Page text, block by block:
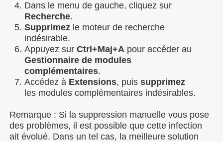
Dans le menu de gauche, cliquez sur
Recherche.
Supprimez le moteur de recherche
indésirable.
Appuyez sur Ctrl+Maj+A pour accéder au
Gestionnaire de modules
complémentaires.
Accédez à Extensions, puis supprimez
les modules complémentaires indésirables.
Remarque : Si la suppression manuelle vous pose
des problèmes, il est possible que cette infection
ait évolué. Dans un tel cas, la meilleure solution